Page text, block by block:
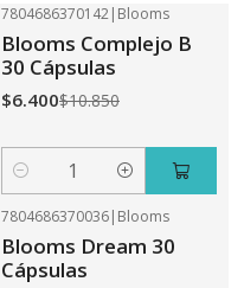
7804686370142| Blooms
Blooms Complejo B
30 Cápsulas
$6.400$10.850
Cantidad
7804686370036| Blooms
Blooms Dream 30
Cápsulas